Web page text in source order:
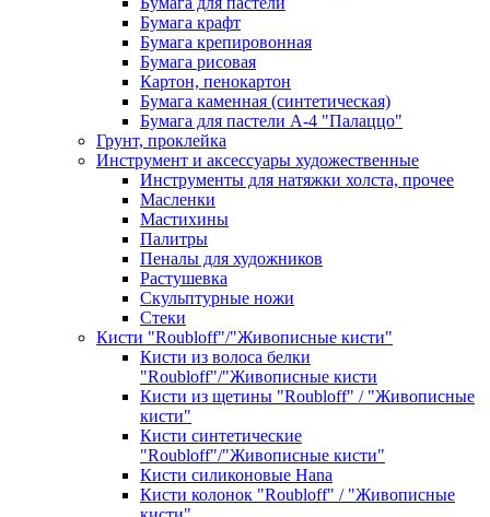
Бумага крафт
Бумага крепировонная
Бумага рисовая
Картон, пенокартон
Бумага каменная (синтетическая)
Бумага для пастели А-4 "Палаццо"
Грунт, проклейка
Инструмент и аксессуары художественные
Инструменты для натяжки холста, прочее
Масленки
Мастихины
Палитры
Пеналы для художников
Растушевка
Скульптурные ножи
Стеки
Кисти "Roubloff"/"Живописные кисти"
Кисти из волоса белки
"Roubloff"/"Живописные кисти
Кисти из щетины "Roubloff" / "Живописные
кисти"
Кисти синтетические
"Roubloff"/"Живописные кисти"
Кисти силиконовые Hana
Кисти колонок "Roubloff" / "Живописные